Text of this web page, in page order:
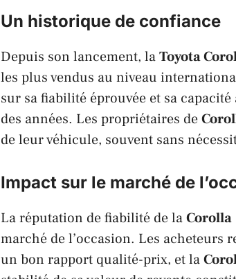
Un historique de confiance
Depuis son lancement, laToyota
les plus vendus au niveau
sur sa fiabilité éprouvée et sa
des années. Les propriétaires de
de leur véhicule, souvent sans
Impact sur le marché de
La réputation de fiabilité de laCorolla
marché de l’occasion. Les acheteurs
un bon rapport qualité-prix, et la